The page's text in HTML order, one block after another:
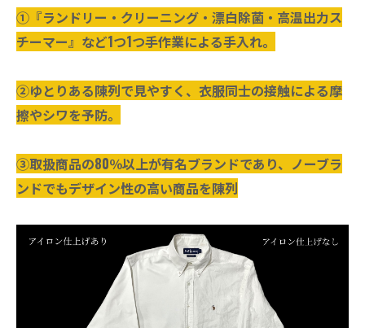
①『ランドリー・クリーニング・漂白除菌・高温出力ス
チーマー』など1つ1つ手作業による手入れ。
②ゆとりある陳列で見やすく、衣服同士の接触による摩
擦やシワを予防。
③取扱商品の80％以上が有名ブランドであり、ノーブラ
ンドでもデザイン性の高い商品を陳列